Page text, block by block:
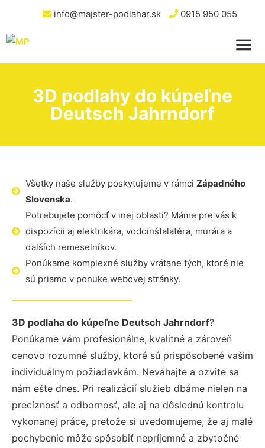
info@majster-podlahar.sk 0915 950 055
3D podlahy do kúpeľne
Deutsch Jahrndorf
Všetky naše služby poskytujeme v rámci Západného
Slovenska.
Potrebujete pomôcť v inej oblasti? Máme pre vás k
dispozícii aj elektrikára, vodoinštalatéra, murára a
ďalších remeselníkov.
Ponúkame komplexné služby vrátane tých, ktoré nie
sú priamo v ponuke webovej stránky.
3D podlaha do kúpeľne Deutsch Jahrndorf?
Ponúkame vám profesionálne, kvalitné a zároveň
cenovo rozumné služby, ktoré sú prispôsobené vašim
individuálnym požiadavkám. Neváhajte a ozvite sa
nám ešte dnes. Pri realizácií služieb dbáme nielen na
precíznosť a odbornosť, ale aj na dôslednú kontrolu
vykonanej práce, pretože si uvedomujeme, že aj malé
pochybenie môže spôsobiť nepríjemné a zbytočné